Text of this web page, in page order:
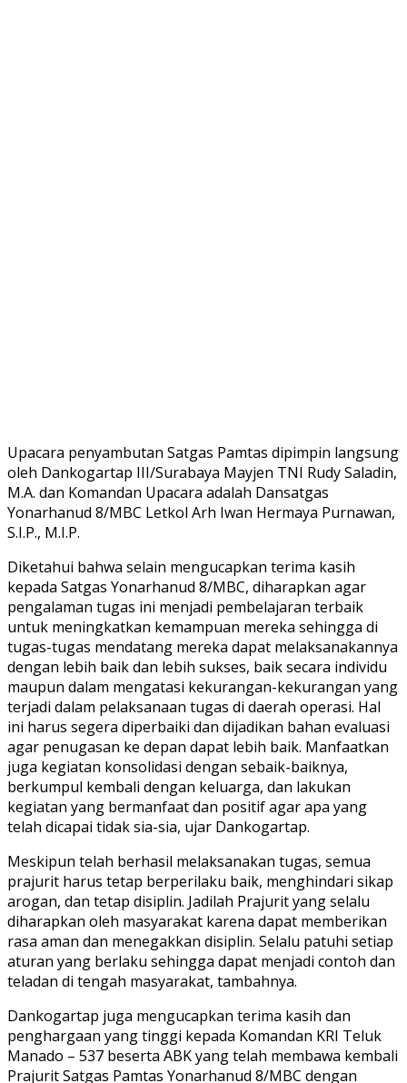
Upacara penyambutan Satgas Pamtas dipimpin langsung
oleh Dankogartap III/Surabaya Mayjen TNI Rudy Saladin,
M.A. dan Komandan Upacara adalah Dansatgas
Yonarhanud 8/MBC Letkol Arh Iwan Hermaya Purnawan,
S.I.P., M.I.P.
Diketahui bahwa selain mengucapkan terima kasih
kepada Satgas Yonarhanud 8/MBC, diharapkan agar
pengalaman tugas ini menjadi pembelajaran terbaik
untuk meningkatkan kemampuan mereka sehingga di
tugas-tugas mendatang mereka dapat melaksanakannya
dengan lebih baik dan lebih sukses, baik secara individu
maupun dalam mengatasi kekurangan-kekurangan yang
terjadi dalam pelaksanaan tugas di daerah operasi. Hal
ini harus segera diperbaiki dan dijadikan bahan evaluasi
agar penugasan ke depan dapat lebih baik. Manfaatkan
juga kegiatan konsolidasi dengan sebaik-baiknya,
berkumpul kembali dengan keluarga, dan lakukan
kegiatan yang bermanfaat dan positif agar apa yang
telah dicapai tidak sia-sia, ujar Dankogartap.
Meskipun telah berhasil melaksanakan tugas, semua
prajurit harus tetap berperilaku baik, menghindari sikap
arogan, dan tetap disiplin. Jadilah Prajurit yang selalu
diharapkan oleh masyarakat karena dapat memberikan
rasa aman dan menegakkan disiplin. Selalu patuhi setiap
aturan yang berlaku sehingga dapat menjadi contoh dan
teladan di tengah masyarakat, tambahnya.
Dankogartap juga mengucapkan terima kasih dan
penghargaan yang tinggi kepada Komandan KRI Teluk
Manado – 537 beserta ABK yang telah membawa kembali
Prajurit Satgas Pamtas Yonarhanud 8/MBC dengan